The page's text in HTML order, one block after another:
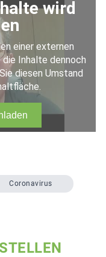
Coronavirus